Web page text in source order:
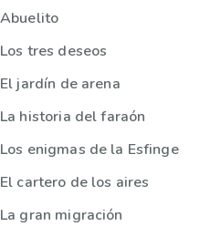
Abuelito
Los tres deseos
El jardín de arena
La historia del faraón
Los enigmas de la Esfinge
El cartero de los aires
La gran migración